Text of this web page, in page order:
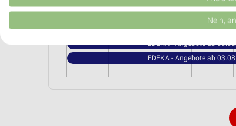
Aug.
03Mo 04Di 05Mi 06Do
EDEKA - Angebote ab
EDEKA - Angebote ab 03.08.
Erstellung von Profilen für personalisierte Werbung
Erstellung von Profilen zur Personalisierung von Inhalten
Nein,